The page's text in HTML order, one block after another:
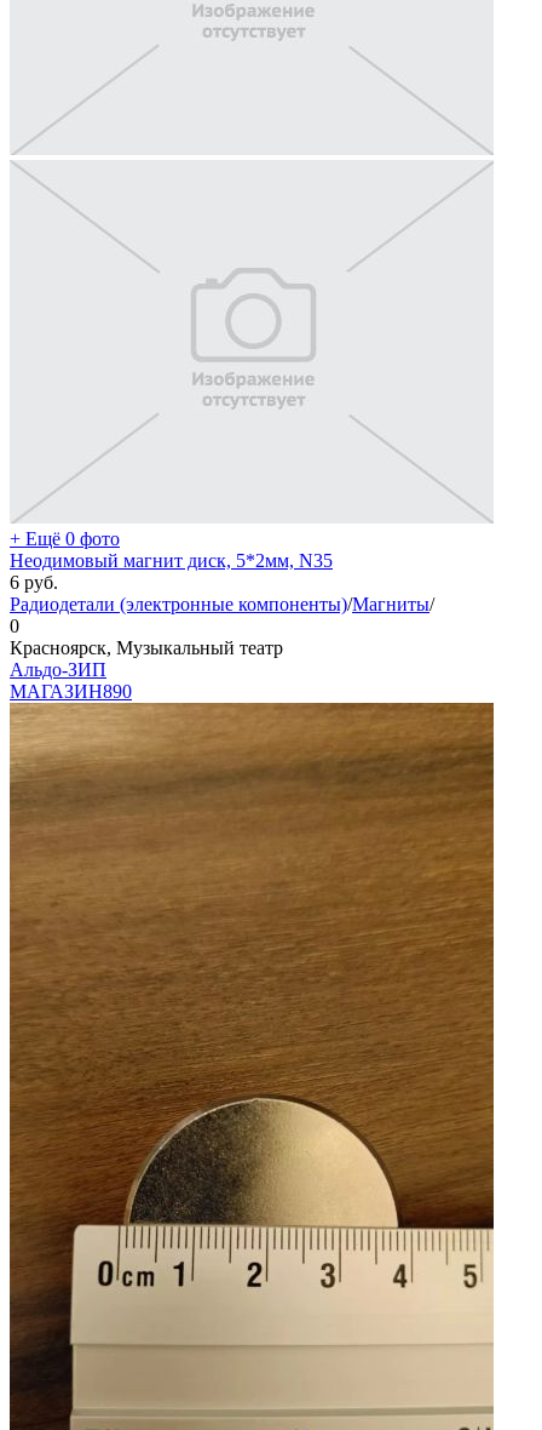
+ Ещё 0 фото
Неодимовый магнит диск, 5*2мм, N35
6 руб.
Радиодетали (электронные компоненты)/Магниты/
0
Красноярск, Музыкальный театр
Альдо-ЗИП
МАГАЗИН890